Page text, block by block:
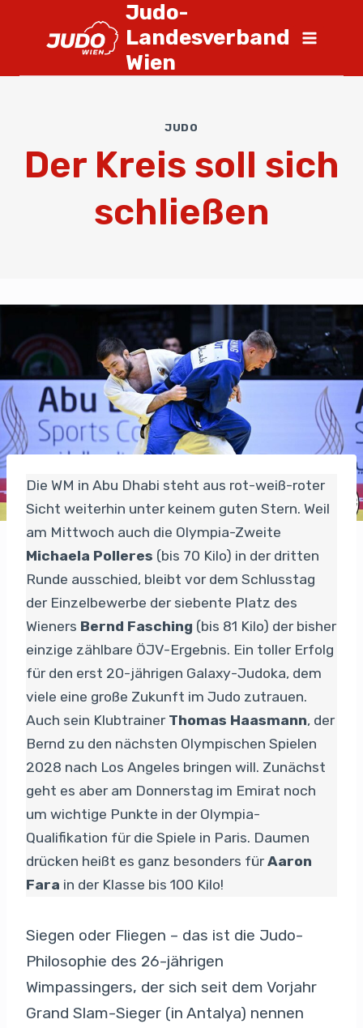
Judo-
Landesverband
Wien
JUDO
Der Kreis soll sich
schließen
Die WM in Abu Dhabi steht aus rot-weiß-roter
Sicht weiterhin unter keinem guten Stern. Weil
am Mittwoch auch die Olympia-Zweite
Michaela Polleres (bis 70 Kilo) in der dritten
Runde ausschied, bleibt vor dem Schlusstag
der Einzelbewerbe der siebente Platz des
Wieners Bernd Fasching (bis 81 Kilo) der bisher
einzige zählbare ÖJV-Ergebnis. Ein toller Erfolg
für den erst 20-jährigen Galaxy-Judoka, dem
viele eine große Zukunft im Judo zutrauen.
Auch sein Klubtrainer Thomas Haasmann, der
Bernd zu den nächsten Olympischen Spielen
2028 nach Los Angeles bringen will. Zunächst
geht es aber am Donnerstag im Emirat noch
um wichtige Punkte in der Olympia-
Qualifikation für die Spiele in Paris. Daumen
drücken heißt es ganz besonders fürAaron
Fara in der Klasse bis 100 Kilo!
Siegen oder Fliegen – das ist die Judo-
Philosophie des 26-jährigen
Wimpassingers, der sich seit dem Vorjahr
Grand Slam-Sieger (in Antalya) nennen